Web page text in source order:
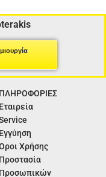
ΠΛΗΡΟΦΟΡΙΕΣ
Εταιρεία
Εγγύηση
Χρήσης
Προστασία
Προσωπικών